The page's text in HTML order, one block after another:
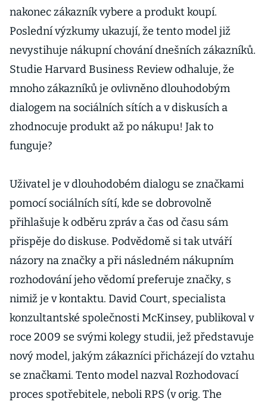
nakonec zákazník vybere a produkt koupí.
Poslední výzkumy ukazují, že tento model již
nevystihuje nákupní chování dnešních zákazníků.
Studie Harvard Business Review odhaluje, že
mnoho zákazníků je ovlivněno dlouhodobým
dialogem na sociálních sítích a v diskusích a
zhodnocuje produkt až po nákupu! Jak to
funguje?
Uživatel je v dlouhodobém dialogu se značkami
pomocí sociálních sítí, kde se dobrovolně
přihlašuje k odběru zpráv a čas od času sám
přispěje do diskuse. Podvědomě si tak utváří
názory na značky a při následném nákupním
rozhodování jeho vědomí preferuje značky, s
nimiž je v kontaktu. David Court, specialista
konzultantské společnosti McKinsey, publikoval v
roce 2009 se svými kolegy studii, jež představuje
nový model, jakým zákazníci přicházejí do vztahu
se značkami. Tento model nazval Rozhodovací
proces spotřebitele, neboli RPS (v orig. The